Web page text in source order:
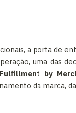
a porta de
uma das
by
da marca,